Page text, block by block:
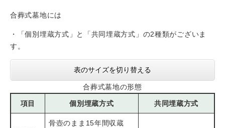
合葬式墓地には
・「個別埋蔵方式」と「共同埋蔵方式」の2種類がございま
す。
表のサイズを切り替える
合葬式墓地の形態
項目 個別埋蔵方式 共同埋蔵方式
骨壺のまま15年間収蔵